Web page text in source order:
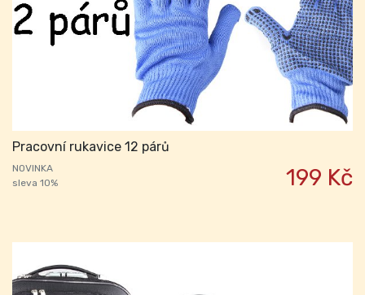
Pracovní rukavice 12 párů
NOVINKA
sleva 10%
199 Kč